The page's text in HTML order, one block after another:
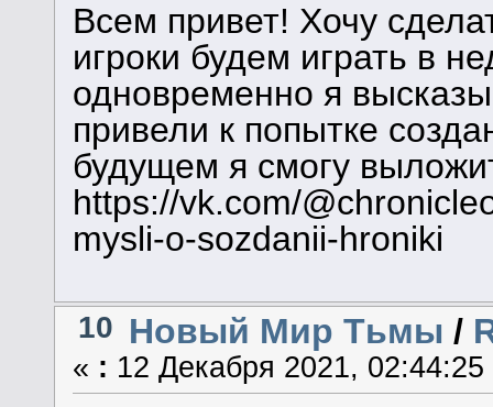
Всем привет! Хочу
игроки будем играть в
одновременно я
привели к попытке
будущем я смогу
https://vk.com/
mysli-o-sozdanii-hroniki
10 Новый Мир Тьмы /
« : 12 Декабря 2021, 02:44:25